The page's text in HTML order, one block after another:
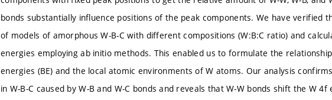
bonds substantially influence positions of the peak components. We have verified
of models of amorphous W-B-C with different compositions (W:B:C ratio) and
energies employing ab initio methods. This enabled us to formulate the
energies (BE) and the local atomic environments of W atoms. Our analysis
in W-B-C caused by W-B and W-C bonds and reveals that W-W bonds shift the W